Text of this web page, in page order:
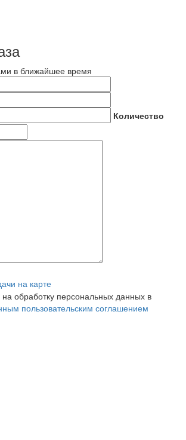
в ближайшее время
Количество
на карте
обработку персональных данных в
пользовательским соглашением